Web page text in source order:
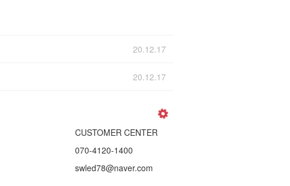
20.12.17
20.12.17
CUSTOMER CENTER
070-4120-1400
swled78@naver.com